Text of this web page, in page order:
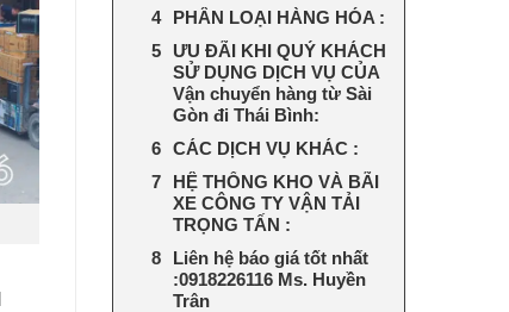
PHÂN LOẠI HÀNG HÓA :
ƯU ĐÃI KHI QUÝ KHÁCH
SỬ DỤNG DỊCH VỤ CỦA
Vận chuyển hàng từ Sài
Gòn đi Thái Bình:
CÁC DỊCH VỤ KHÁC :
HỆ THỐNG KHO VÀ BÃI
XE CÔNG TY VẬN TẢI
TRỌNG TẤN :
Liên hệ báo giá tốt nhất
:0918226116 Ms. Huyền
Trân